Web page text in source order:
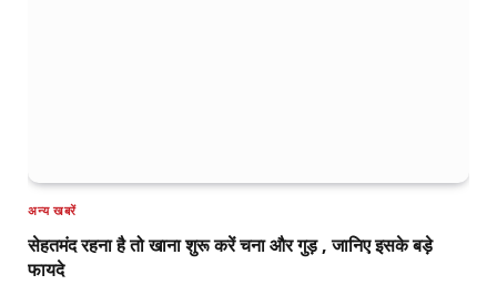
अन्य खबरें
सेहतमंद रहना है तो खाना शुरू करें चना और गुड़ , जानिए इसके बड़े
फायदे